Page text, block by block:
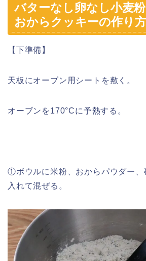
バターなし卵なし小麦
おからクッキーの作り方
【下準備】
天板にオーブン用シートを敷く。
オーブンを170°Cに予熱する。
①ボウルに米粉、おからパウダー、
入れて混ぜる。